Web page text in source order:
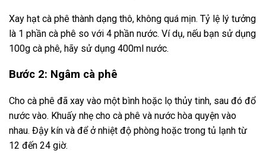
Xay hạt cà phê thành dạng thô, không quá mịn. Tỷ lệ lý tưởng
là 1 phần cà phê so với 4 phần nước. Ví dụ, nếu bạn sử dụng
100g cà phê, hãy sử dụng 400ml nước.
Bước 2: Ngâm cà phê
Cho cà phê đã xay vào một bình hoặc lọ thủy tinh, sau đó đổ
nước vào. Khuấy nhẹ cho cà phê và nước hòa quyện vào
nhau. Đậy kín và để ở nhiệt độ phòng hoặc trong tủ lạnh từ
12 đến 24 giờ.